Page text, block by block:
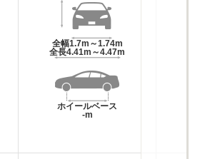
全幅1.7m～1.74m
全長4.41m～4.47m
ホイールベース
-m